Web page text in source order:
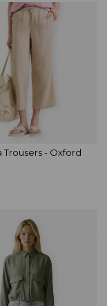
Trousers - Oxford